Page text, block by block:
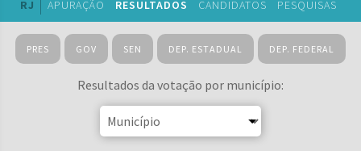
RJ APURAÇÃO RESULTADOS CANDIDATOS PESQUISAS
PRES GOV SEN DEP. ESTADUAL DEP. FEDERAL
Resultados da votação por município: